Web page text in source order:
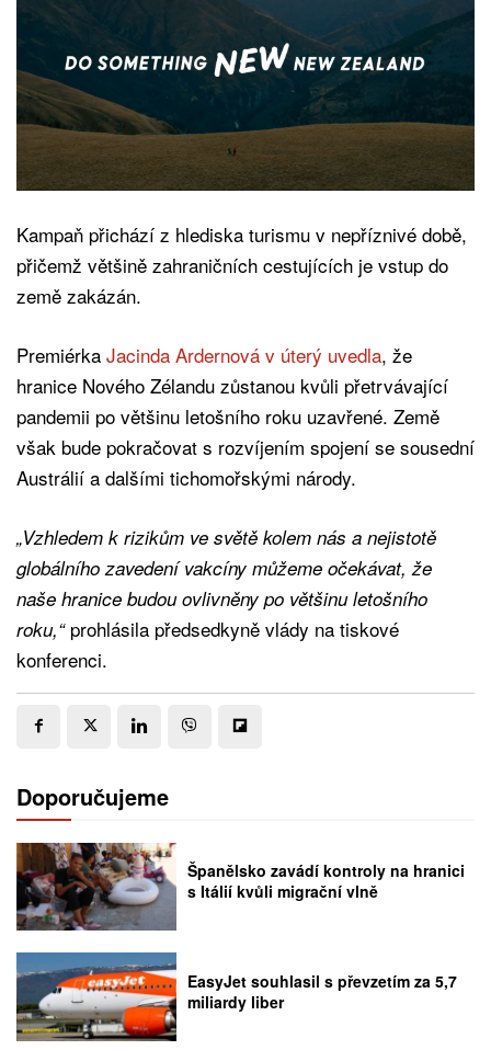
Kampaň přichází z hlediska turismu v nepříznivé době,
přičemž většině zahraničních cestujících je vstup do
země zakázán.
Premiérka Jacinda Ardernová v úterý uvedla, že
hranice Nového Zélandu zůstanou kvůli přetrvávající
pandemii po většinu letošního roku uzavřené. Země
však bude pokračovat s rozvíjením spojení se sousední
Austrálií a dalšími tichomořskými národy.
„Vzhledem k rizikům ve světě kolem nás a nejistotě
globálního zavedení vakcíny můžeme očekávat, že
naše hranice budou ovlivněny po většinu letošního
roku,“prohlásila předsedkyně vlády na tiskové
konferenci.
Doporučujeme
Španělsko zavádí kontroly na hranici
s Itálií kvůli migrační vlně
EasyJet souhlasil s převzetím za 5,7
miliardy liber